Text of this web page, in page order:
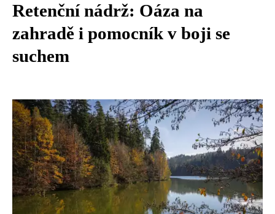
Retenční nádrž: Oáza na
zahradě i pomocník v boji se
suchem